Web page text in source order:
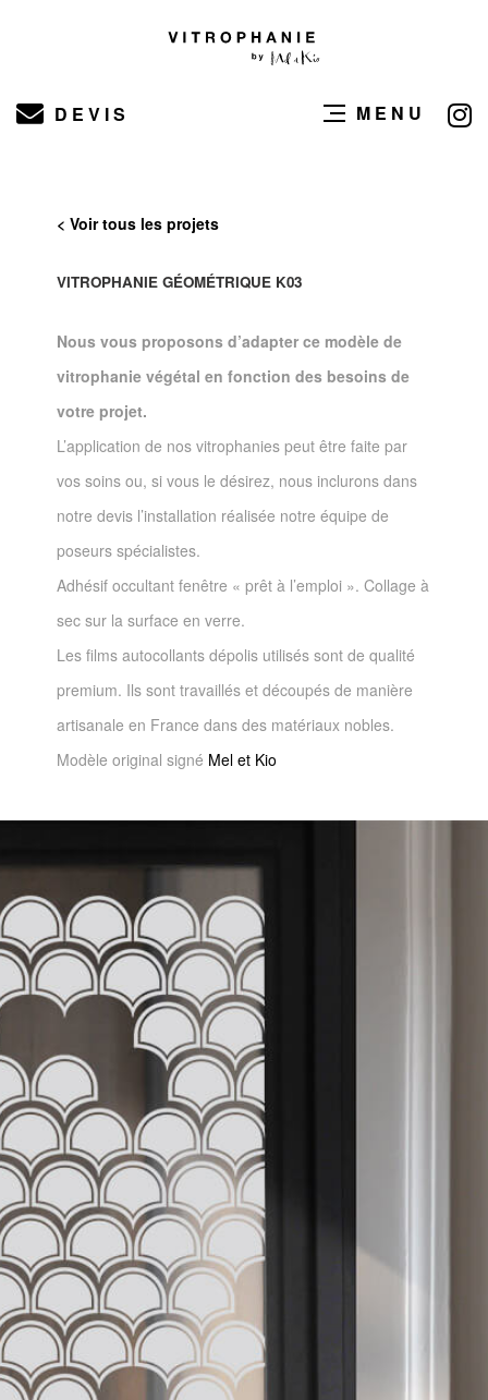
DEVIS MENU
< Voir tous les projets
VITROPHANIE GÉOMÉTRIQUE K03
Nous vous proposons d’adapter ce modèle de
vitrophanie végétal en fonction des besoins de
votre projet.
L’application de nos vitrophanies peut être faite par
vos soins ou, si vous le désirez, nous inclurons dans
notre devis l’installation réalisée notre équipe de
poseurs spécialistes.
Adhésif occultant fenêtre « prêt à l’emploi ». Collage à
sec sur la surface en verre.
Les films autocollants dépolis utilisés sont de qualité
premium. Ils sont travaillés et découpés de manière
artisanale en France dans des matériaux nobles.
Modèle original signé Mel et Kio